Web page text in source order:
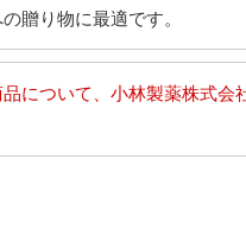
贈り物に最適です。
について、小林製薬株式会